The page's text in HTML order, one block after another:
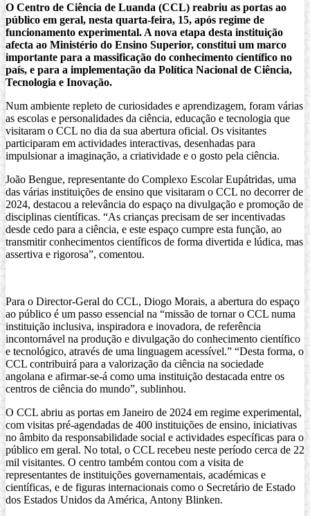
O Centro de Ciência de Luanda (CCL) reabriu as portas ao
público em geral, nesta quarta-feira, 15, após regime de
funcionamento experimental. A nova etapa desta instituição
afecta ao Ministério do Ensino Superior, constitui um marco
importante para a massificação do conhecimento científico no
país, e para a implementação da Política Nacional de Ciência,
Tecnologia e Inovação.
Num ambiente repleto de curiosidades e aprendizagem, foram várias
as escolas e personalidades da ciência, educação e tecnologia que
visitaram o CCL no dia da sua abertura oficial. Os visitantes
participaram em actividades interactivas, desenhadas para
impulsionar a imaginação, a criatividade e o gosto pela ciência.
João Bengue, representante do Complexo Escolar Eupátridas, uma
das várias instituições de ensino que visitaram o CCL no decorrer de
2024, destacou a relevância do espaço na divulgação e promoção de
disciplinas científicas. “As crianças precisam de ser incentivadas
desde cedo para a ciência, e este espaço cumpre esta função, ao
transmitir conhecimentos científicos de forma divertida e lúdica, mas
assertiva e rigorosa”, comentou.
Para o Director-Geral do CCL, Diogo Morais, a abertura do espaço
ao público é um passo essencial na “missão de tornar o CCL numa
instituição inclusiva, inspiradora e inovadora, de referência
incontornável na produção e divulgação do conhecimento científico
e tecnológico, através de uma linguagem acessível.” “Desta forma, o
CCL contribuirá para a valorização da ciência na sociedade
angolana e afirmar-se-á como uma instituição destacada entre os
centros de ciência do mundo”, sublinhou.
O CCL abriu as portas em Janeiro de 2024 em regime experimental,
com visitas pré-agendadas de 400 instituições de ensino, iniciativas
no âmbito da responsabilidade social e actividades específicas para o
público em geral. No total, o CCL recebeu neste período cerca de 22
mil visitantes. O centro também contou com a visita de
representantes de instituições governamentais, académicas e
científicas, e de figuras internacionais como o Secretário de Estado
dos Estados Unidos da América, Antony Blinken.